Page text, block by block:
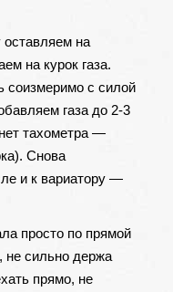
на
на курок газа.
соизмеримо с силой
газа до 2-3
тахометра —
Снова
и к вариатору —
просто по прямой
не сильно держа
прямо, не